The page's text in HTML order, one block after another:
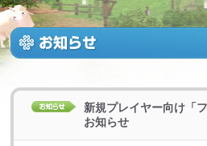
新規プレイヤー向け「
お知らせ